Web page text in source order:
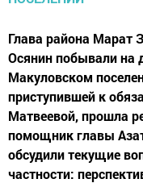
Глава района Марат
Осянин побывали на
Макуловском
приступившей к
Матвеевой, прошла
помощник главы
обсудили текущие
частности: